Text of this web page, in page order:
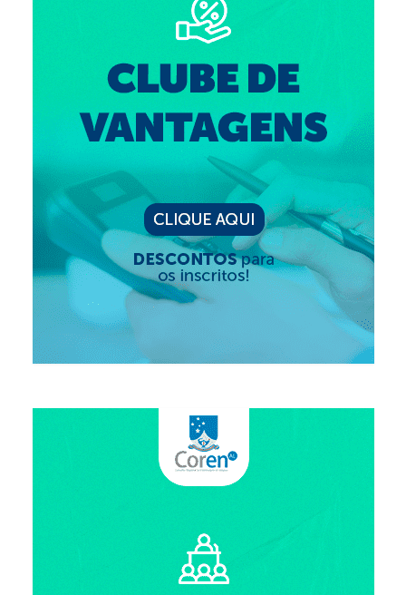
Contatos
Fale Conosco